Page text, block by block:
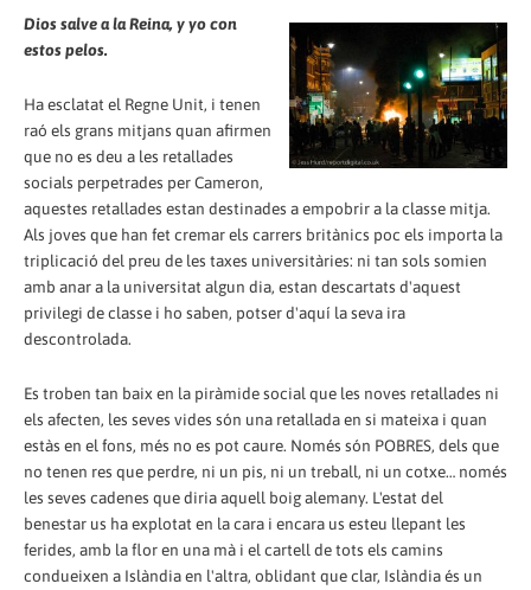
Dios salve a la Reina, y yo con
estos pelos.
Ha esclatat el Regne Unit, i tenen
raó els grans mitjans quan afirmen
que no es deu a les retallades
socials perpetrades per Cameron,
aquestes retallades estan destinades a empobrir a la classe mitja.
Als joves que han fet cremar els carrers britànics poc els importa la
triplicació del preu de les taxes universitàries: ni tan sols somien
amb anar a la universitat algun dia, estan descartats d'aquest
privilegi de classe i ho saben, potser d'aquí la seva ira
descontrolada.
Es troben tan baix en la piràmide social que les noves retallades ni
els afecten, les seves vides són una retallada en si mateixa i quan
estàs en el fons, més no es pot caure. Només són POBRES, dels que
no tenen res que perdre, ni un pis, ni un treball, ni un cotxe… només
les seves cadenes que diria aquell boig alemany. L'estat del
benestar us ha explotat en la cara i encara us esteu llepant les
ferides, amb la flor en una mà i el cartell de tots els camins
condueixen a Islàndia en l'altra, oblidant que clar, Islàndia és un